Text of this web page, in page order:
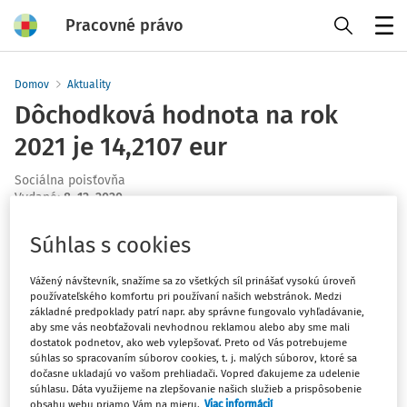
Pracovné právo
Domov Aktuality
Dôchodková hodnota na rok
2021 je 14,2107 eur
Sociálna poisťovňa
Vydané: 8. 12. 2020
Sociálna poisťovňa stanovila dôchodkovú hodnotu
platnú od 1. januára 2021 do 31. decembra 2021, ktorá je
14,2107 eur.
Dôchodková hodnota je jednou zo základných veličín na
výpočet dôchodkovej dávky v danom roku. Na výpočet
dôchodkovej dávky sa použije aktuálna dôchodková
Súhlas s cookies
Vážený návštevník, snažíme sa zo všetkých síl prinášať vysokú úroveň
používateľského komfortu pri používaní našich webstránok. Medzi
základné predpoklady patrí napr. aby správne fungovalo vyhľadávanie,
aby sme vás neobťažovali nevhodnou reklamou alebo aby sme mali
dostatok podnetov, ako web vylepšovať. Preto od Vás potrebujeme
súhlas so spracovaním súborov cookies, t. j. malých súborov, ktoré sa
dočasne ukladajú vo vašom prehliadači. Vopred ďakujeme za udelenie
súhlasu. Dáta využijeme na zlepšovanie našich služieb a prispôsobenie